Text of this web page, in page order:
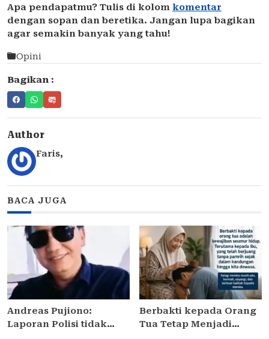
Apa pendapatmu? Tulis di kolom komentar
dengan sopan dan beretika. Jangan lupa bagikan
agar semakin banyak yang tahu!
Opini
Bagikan :
Author
Faris,
BACA JUGA
Andreas Pujiono:
Laporan Polisi tidak
Berbakti kepada Orang
Tua Tetap Menjadi